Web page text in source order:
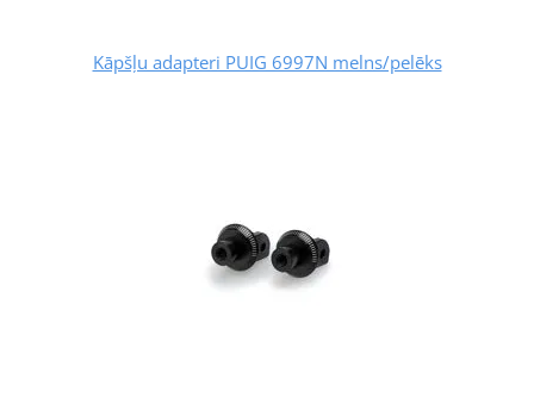
Kāpšļu adapteri PUIG 6997N melns/pelēks